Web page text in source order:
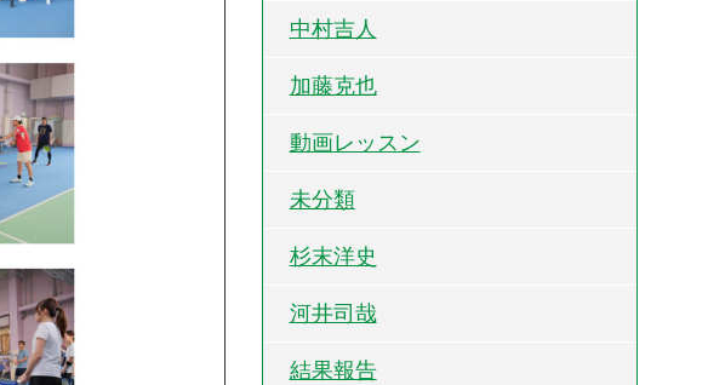
中村吉人
加藤克也
動画レッスン
未分類
杉末洋史
河井司哉
結果報告